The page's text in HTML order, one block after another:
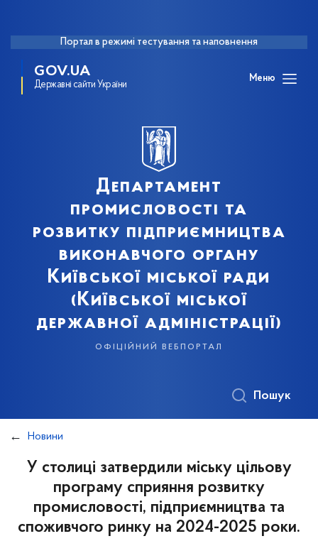
Портал в режимі тестування та наповнення
GOV.UA
Державні сайти України
Меню
Департамент
промисловості та
розвитку підприємництва
виконавчого органу
Київської міської ради
(Київської міської
державної адміністрації)
офіційний вебпортал
Пошук
Новини
У столиці затвердили міську цільову
програму сприяння розвитку
промисловості, підприємництва та
споживчого ринку на 2024-2025 роки.